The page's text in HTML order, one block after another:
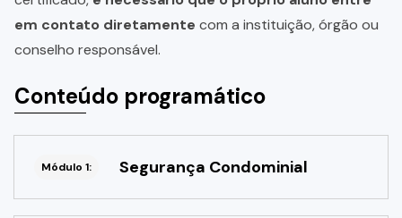
em contato diretamente com a instituição, órgão ou
conselho responsável.
Conteúdo programático
Módulo 1: Segurança Condominial